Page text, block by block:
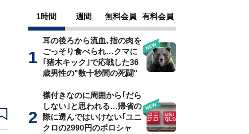
1時間 週間 無料会員 有料会員
耳の後ろから流血､指の肉を
ごっそり食べられ…クマに
｢猪木キック｣で応戦した36
歳男性の"数十秒間の死闘"
襟付きなのに周囲から｢だら
しない｣と思われる…帰省の
際に選んではいけない｢ユニ
クロの2990円のポロシャ